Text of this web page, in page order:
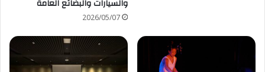
والسيارات والبضائع العامة
2026/05/07